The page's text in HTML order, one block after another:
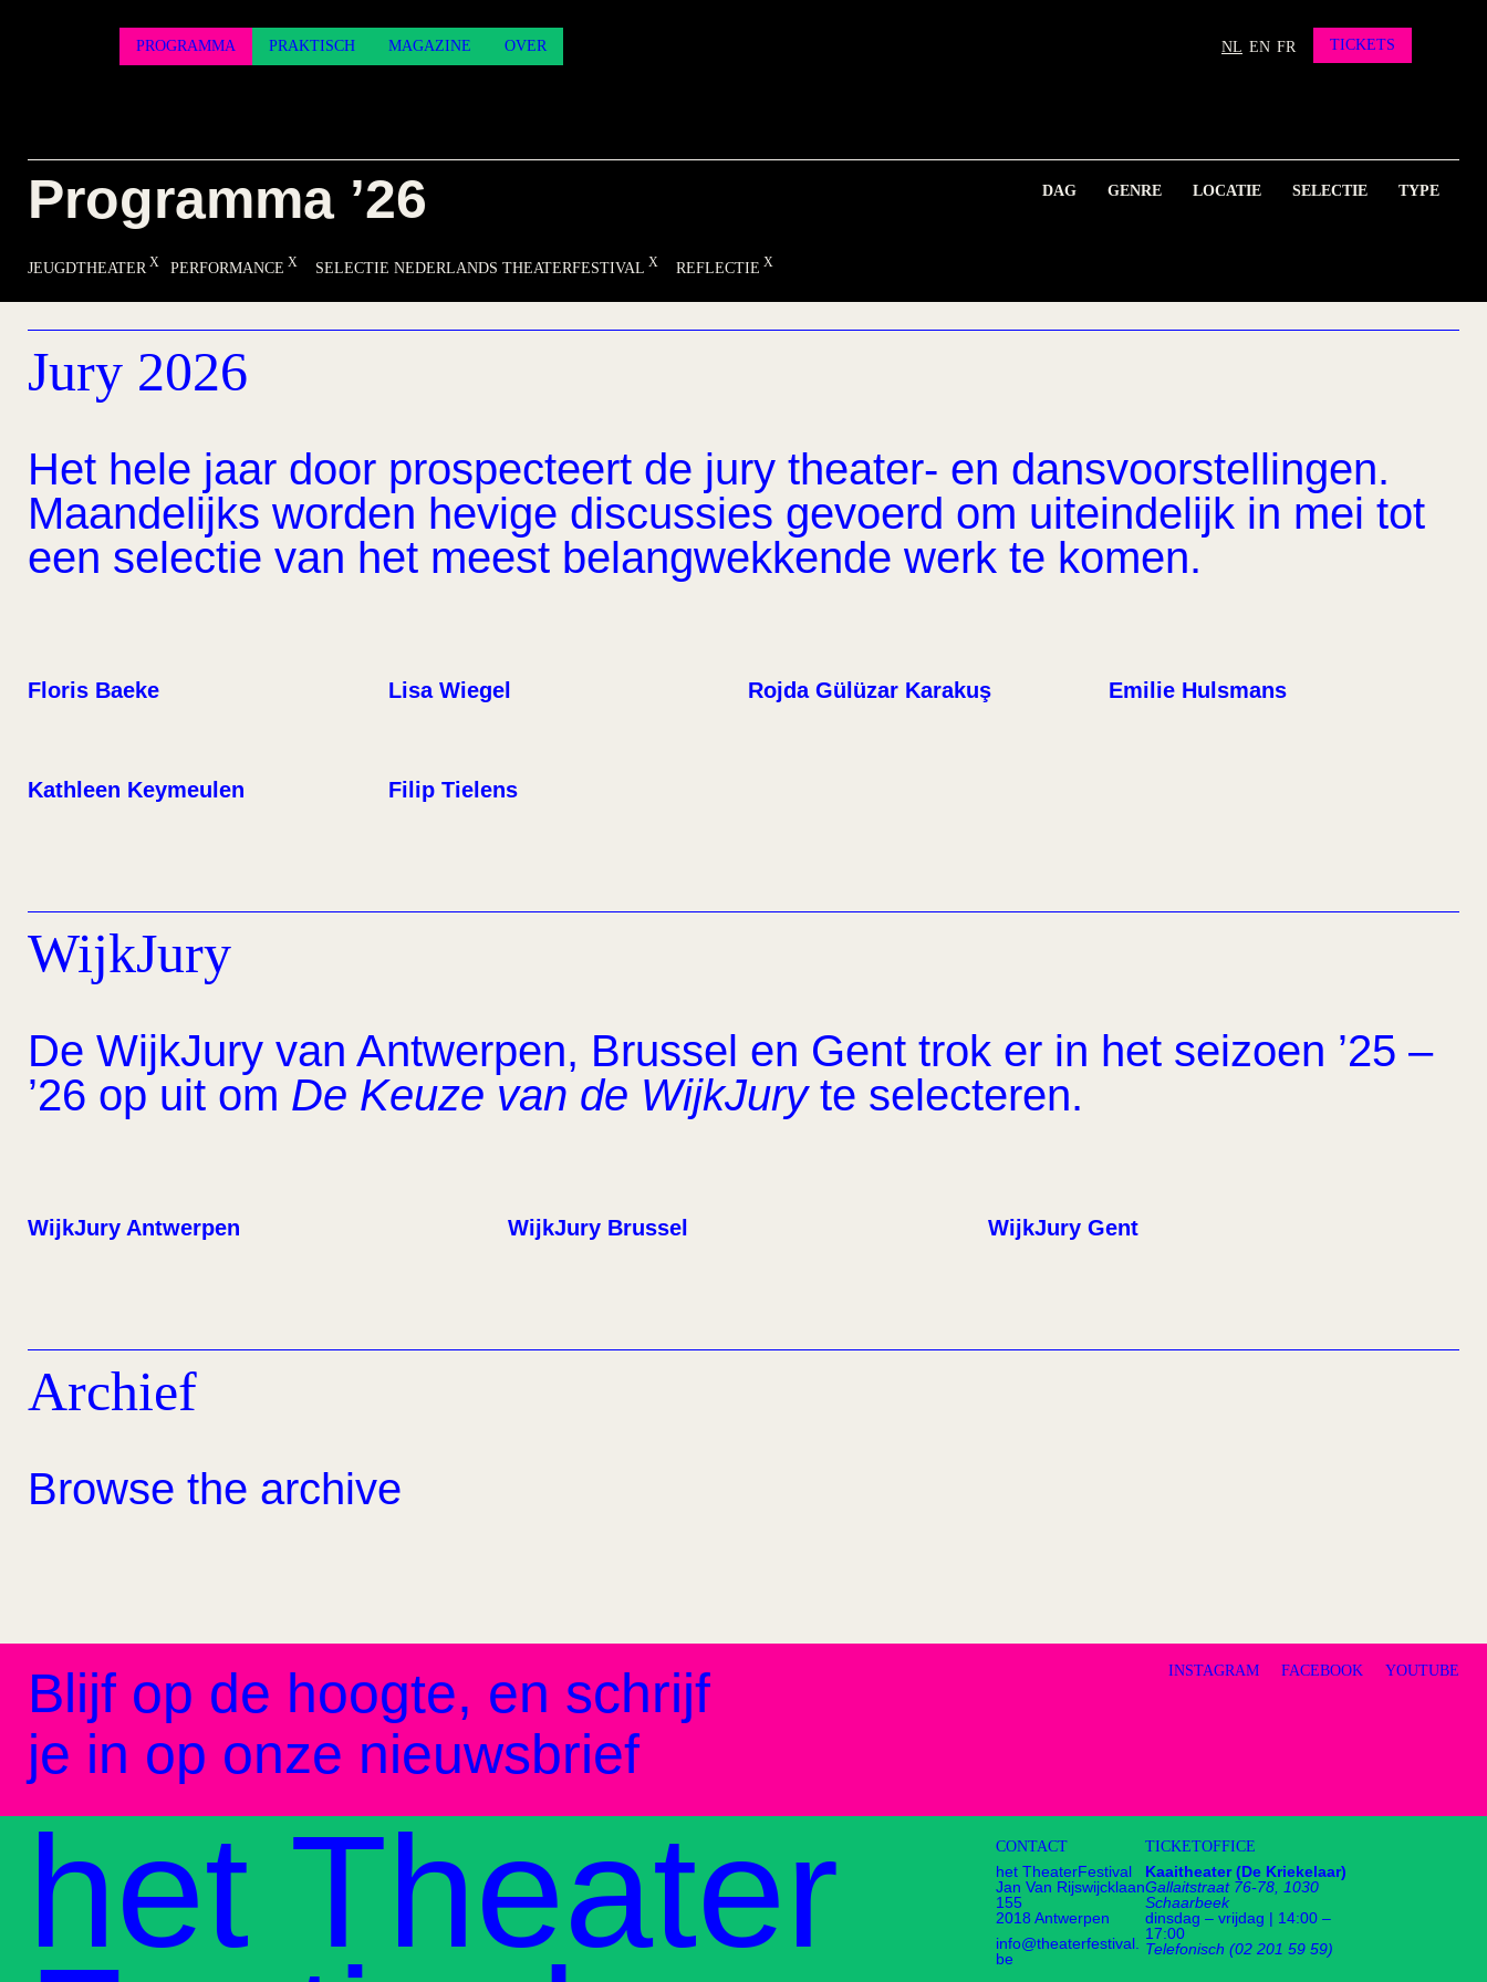
NL EN FR
PROGRAMMA PRAKTISCH MAGAZINE OVER TICKETS
Programma ’26 DAG GENRE LOCATIE SELECTIE TYPE
JEUGDTHEATER PERFORMANCE SELECTIE NEDERLANDS THEATERFESTIVAL REFLECTIE
Jury 2026
Het hele jaar door prospecteert de jury theater- en dansvoorstellingen.
Maandelijks worden hevige discussies gevoerd om uiteindelijk in mei tot
een selectie van het meest belangwekkende werk te komen.
Floris Baeke Lisa Wiegel Rojda Gülüzar Karakuş Emilie Hulsmans
Kathleen Keymeulen Filip Tielens
WijkJury
De WijkJury van Antwerpen, Brussel en Gent trok er in het seizoen ’25 –
’26 op uit om De Keuze van de WijkJuryte selecteren.
WijkJury Antwerpen WijkJury Brussel WijkJury Gent
Archief
Browse the archive
Blijf op de hoogte, en schrijf
je in op onze nieuwsbrief
INSTAGRAM FACEBOOK YOUTUBE
het Theater CONTACT
het TheaterFestival
Jan Van Rijswijcklaan
155
2018 Antwerpen
info@theaterfestival.
be
TICKETOFFICE
Kaaitheater (De Kriekelaar)
Gallaitstraat 76-78, 1030
Schaarbeek
dinsdag – vrijdag | 14:00 –
17:00
Telefonisch (02 201 59 59)